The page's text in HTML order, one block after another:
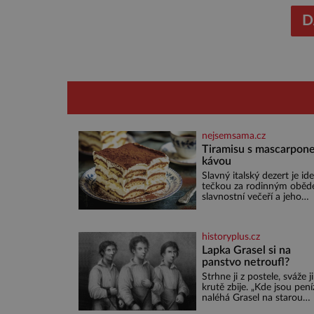
nejsemsama.cz
Tiramisu s
kávou
Slavný italský dezert je
tečkou za rodinným
slavnostní večeří a jeho
vejce 80 g cukru 200 g
cukrářských piškotů 250 ml
silné kávy 2 lžíce amaretta
kakao na posypání Postup:
Oddělte žloutky od bílků.
Žloutky vyšlehejte s
do světlé pěny a postupně
historyplus.cz
Lapka Grasel si na
panstvo netroufl?
Strhne ji z postele, sváže
krutě zbije. „Kde jsou
naléhá Grasel na starou